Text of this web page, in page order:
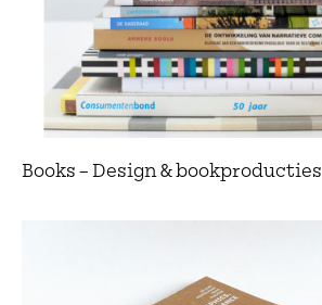
Books – Design & bookproducties